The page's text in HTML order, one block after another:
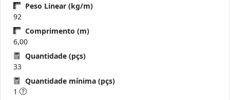
Peso Linear (kg/m)
92
Comprimento (m)
6,00
Quantidade (pçs)
33
Quantidade mínima (pçs)
1